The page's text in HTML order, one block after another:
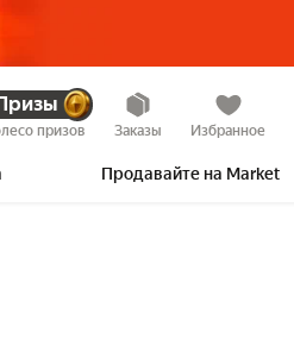
призов Заказы Избранное
Продавайте на Market